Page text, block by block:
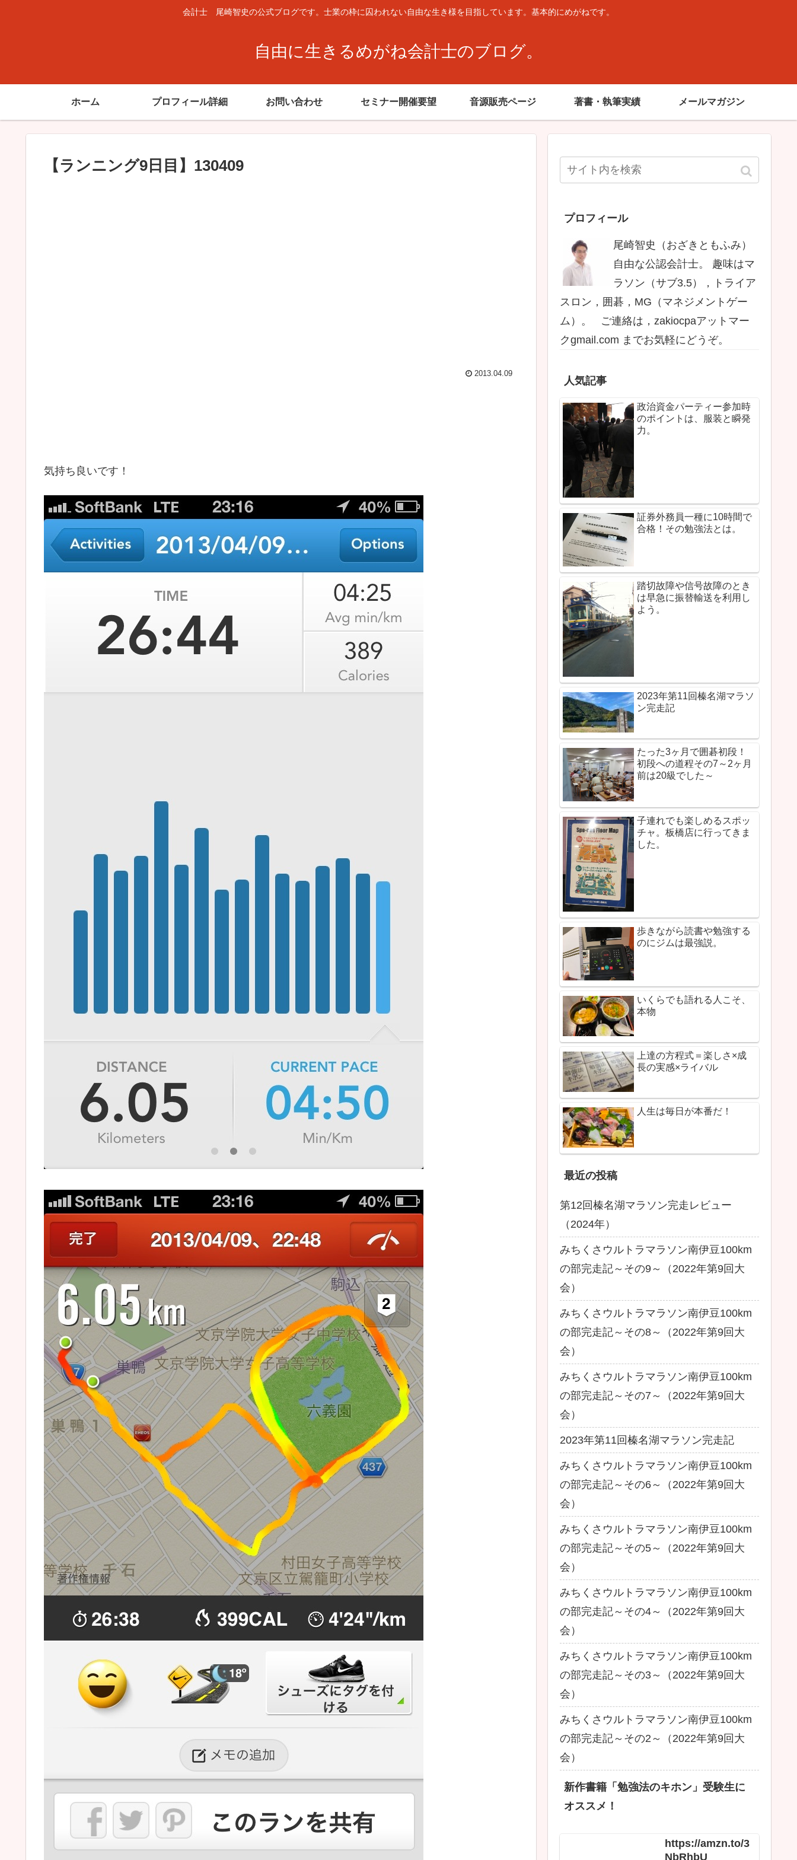
会計士 尾崎智史の公式ブログです。士業の枠に囚われない自由な生き様を目指しています。基本的にめがねです。
自由に生きるめがね会計士のブログ。
ホーム プロフィール詳細 お問い合わせ セミナー開催要望 音源販売ページ 著書・執筆実績 メールマガジン
【ランニング9日目】130409
2013.04.09
気持ち良いです！
プロフィール
尾崎智史（おざきともふみ）
自由な公認会計士。 趣味はマ
ラソン（サブ3.5），トライア
スロン，囲碁，MG（マネジメントゲー
ム）。 ご連絡は，zakiocpaアットマー
クgmail.com までお気軽にどうぞ。
人気記事
政治資金パーティー参加時
のポイントは、服装と瞬発
力。
証券外務員一種に10時間で
合格！その勉強法とは。
踏切故障や信号故障のとき
は早急に振替輸送を利用し
よう。
2023年第11回榛名湖マラソ
ン完走記
たった3ヶ月で囲碁初段！
初段への道程その7～2ヶ月
前は20級でした～
子連れでも楽しめるスポッ
チャ。板橋店に行ってきま
した。
歩きながら読書や勉強する
のにジムは最強説。
いくらでも語れる人こそ、
本物
上達の方程式＝楽しさ×成
長の実感×ライバル
人生は毎日が本番だ！
最近の投稿
第12回榛名湖マラソン完走レビュー
（2024年）
みちくさウルトラマラソン南伊豆100km
の部完走記～その9～（2022年第9回大
会）
みちくさウルトラマラソン南伊豆100km
の部完走記～その8～（2022年第9回大
会）
みちくさウルトラマラソン南伊豆100km
の部完走記～その7～（2022年第9回大
会）
2023年第11回榛名湖マラソン完走記
みちくさウルトラマラソン南伊豆100km
の部完走記～その6～（2022年第9回大
会）
みちくさウルトラマラソン南伊豆100km
の部完走記～その5～（2022年第9回大
会）
みちくさウルトラマラソン南伊豆100km
の部完走記～その4～（2022年第9回大
会）
みちくさウルトラマラソン南伊豆100km
の部完走記～その3～（2022年第9回大
会）
みちくさウルトラマラソン南伊豆100km
の部完走記～その2～（2022年第9回大
会）
新作書籍「勉強法のキホン」受験生に
オススメ！
https://amzn.to/3
NbRhbU